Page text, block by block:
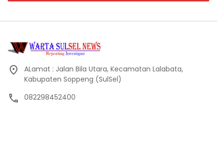
ALamat : Jalan Bila Utara, Kecamatan Lalabata,
Kabupaten Soppeng (SulSel)
082298452400